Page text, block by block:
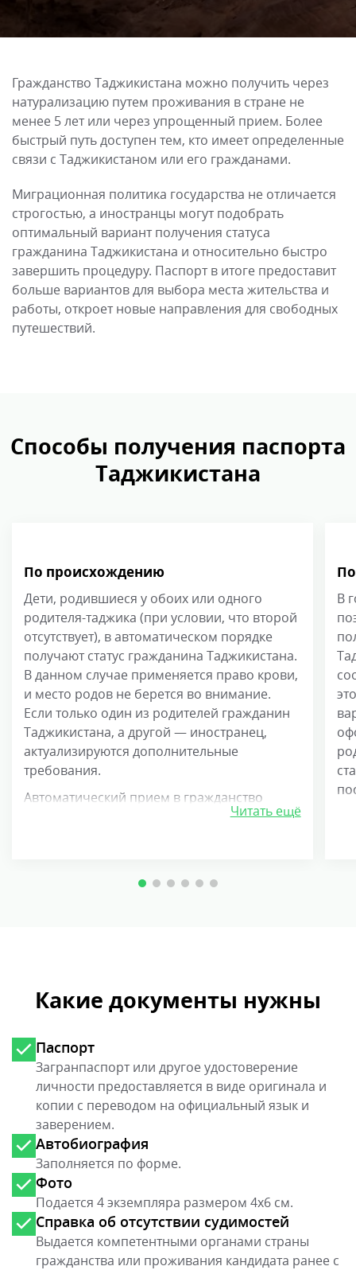
Гражданство Таджикистана можно получить через
натурализацию путем проживания в стране не
менее 5 лет или через упрощенный прием. Более
быстрый путь доступен тем, кто имеет определенные
связи с Таджикистаном или его гражданами.
Миграционная политика государства не отличается
строгостью, а иностранцы могут подобрать
оптимальный вариант получения статуса
гражданина Таджикистана и относительно быстро
завершить процедуру. Паспорт в итоге предоставит
больше вариантов для выбора места жительства и
работы, откроет новые направления для свободных
путешествий.
Способы получения паспорта
Таджикистана
По происхождению
Дети, родившиеся у обоих или одного
родителя-таджика (при условии, что второй
отсутствует), в автоматическом порядке
получают статус гражданина Таджикистана.
В данном случае применяется право крови,
и место родов не берется во внимание.
Если только один из родителей гражданин
Таджикистана, а другой — иностранец,
актуализируются дополнительные
требования.
Автоматический прием в гражданство
границей, новорожденный имеет право
без какого-либо гражданства в целом,
ребенок по умолчанию признается
Читать ещё
В
Какие документы нужны
Паспорт
Загранпаспорт или другое удостоверение
личности предоставляется в виде оригинала и
копии с переводом на официальный язык и
заверением.
Автобиография
Заполняется по форме.
Фото
Подается 4 экземпляра размером 4х6 см.
Справка об отсутствии судимостей
Выдается компетентными органами страны
гражданства или проживания кандидата ранее с